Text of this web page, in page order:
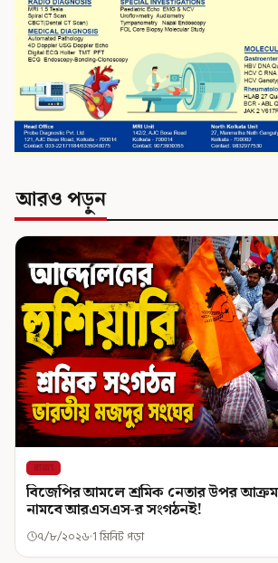
আরও পড়ুন
রাজ্য
বিজেপির আমলে শ্রমিক নেতার উপর
নামবে আরএসএস-র সংগঠনই!
৭/৮/২০২৬ 1 মিনিট পড়া